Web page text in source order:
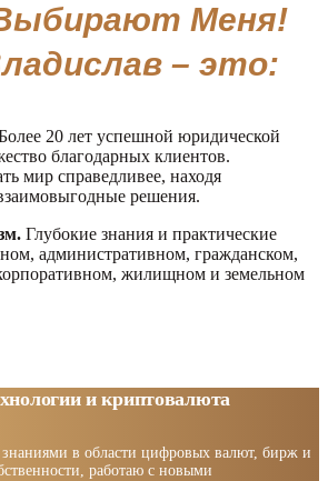
Меня!
– это:
20 лет успешной юридической
благодарных клиентов.
мир справедливее, находя
решения.
Глубокие знания и практические
административном, гражданском,
жилищном и земельном
и криптовалюта
в области цифровых валют, бирж и
работаю с новыми